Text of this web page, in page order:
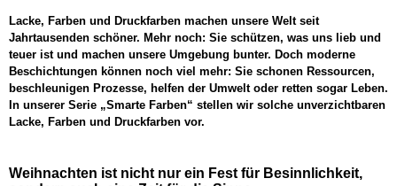
Lacke, Farben und Druckfarben machen unsere Welt seit
Jahrtausenden schöner. Mehr noch: Sie schützen, was uns lieb und
teuer ist und machen unsere Umgebung bunter. Doch moderne
Beschichtungen können noch viel mehr: Sie schonen Ressourcen,
beschleunigen Prozesse, helfen der Umwelt oder retten sogar Leben.
In unserer Serie „Smarte Farben“ stellen wir solche unverzichtbaren
Lacke, Farben und Druckfarben vor.
Weihnachten ist nicht nur ein Fest für Besinnlichkeit,